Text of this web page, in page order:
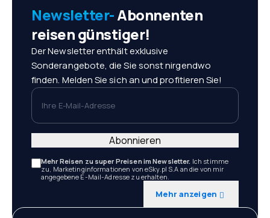
Newsletter-Abonnenten
reisen günstiger!
Der Newsletter enthält exklusive
Sonderangebote, die Sie sonst nirgendwo
finden. Melden Sie sich an und profitieren Sie!
Ihre E-Mail-Adresse
Mehr Reisen zu super Preisen im Newsletter. Ich stimme
zu, Marketinginformationen von eSky.pl S.A an die von mir
angegebene E-Mail-Adresse zu erhalten.
Mehr anzeigen
Abonnieren